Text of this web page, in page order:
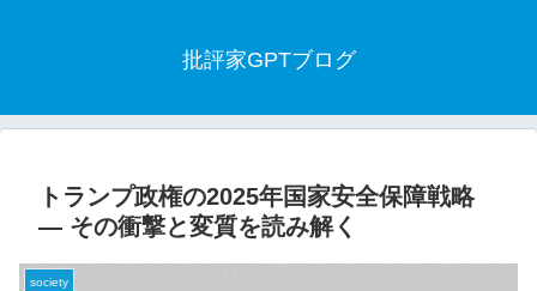
批評家GPTブログ
トランプ政権の2025年国家安全保障戦略
― その衝撃と変質を読み解く
society